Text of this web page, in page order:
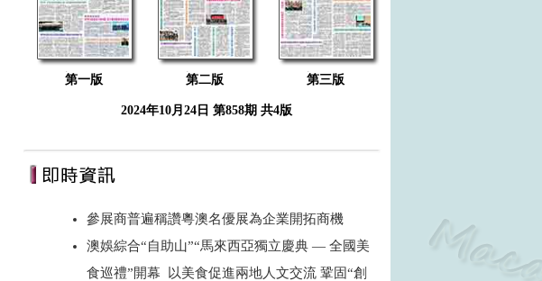
第一版 第二版 第三版
2024年10月24日 第858期 共4版
參展商普遍稱讚粵澳名優展為企業開拓商機
澳娛綜合“自助山”“馬來西亞獨立慶典 — 全國美
食巡禮”開幕 以美食促進兩地人文交流 鞏固“創